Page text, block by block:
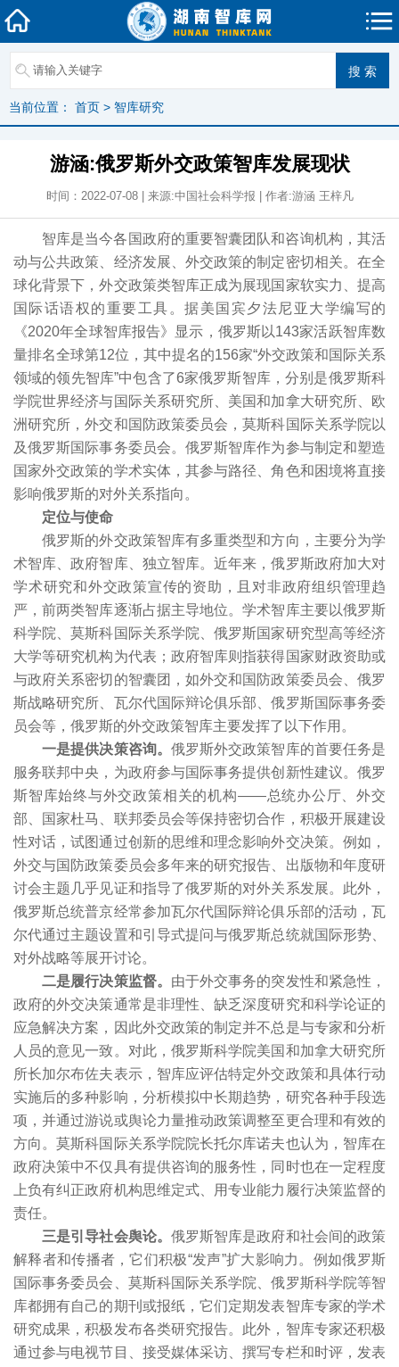
当前位置： 首页 > 智库研究
游涵:俄罗斯外交政策智库发展现状
时间：2022-07-08 | 来源:中国社会科学报 | 作者:游涵 王梓凡
智库是当今各国政府的重要智囊团队和咨询机构，其活
动与公共政策、经济发展、外交政策的制定密切相关。在全
球化背景下，外交政策类智库正成为展现国家软实力、提高
国际话语权的重要工具。据美国宾夕法尼亚大学编写的
《2020年全球智库报告》显示，俄罗斯以143家活跃智库数
量排名全球第12位，其中提名的156家“外交政策和国际关系
领域的领先智库”中包含了6家俄罗斯智库，分别是俄罗斯科
学院世界经济与国际关系研究所、美国和加拿大研究所、欧
洲研究所，外交和国防政策委员会，莫斯科国际关系学院以
及俄罗斯国际事务委员会。俄罗斯智库作为参与制定和塑造
国家外交政策的学术实体，其参与路径、角色和困境将直接
影响俄罗斯的对外关系指向。
定位与使命
俄罗斯的外交政策智库有多重类型和方向，主要分为学
术智库、政府智库、独立智库。近年来，俄罗斯政府加大对
学术研究和外交政策宣传的资助，且对非政府组织管理趋
严，前两类智库逐渐占据主导地位。学术智库主要以俄罗斯
科学院、莫斯科国际关系学院、俄罗斯国家研究型高等经济
大学等研究机构为代表；政府智库则指获得国家财政资助或
与政府关系密切的智囊团，如外交和国防政策委员会、俄罗
斯战略研究所、瓦尔代国际辩论俱乐部、俄罗斯国际事务委
员会等，俄罗斯的外交政策智库主要发挥了以下作用。
一是提供决策咨询。 俄罗斯外交政策智库的首要任务是
服务联邦中央，为政府参与国际事务提供创新性建议。俄罗
斯智库始终与外交政策相关的机构——总统办公厅、外交
部、国家杜马、联邦委员会等保持密切合作，积极开展建设
性对话，试图通过创新的思维和理念影响外交决策。例如，
外交与国防政策委员会多年来的研究报告、出版物和年度研
讨会主题几乎见证和指导了俄罗斯的对外关系发展。此外，
俄罗斯总统普京经常参加瓦尔代国际辩论俱乐部的活动，瓦
尔代通过主题设置和引导式提问与俄罗斯总统就国际形势、
对外战略等展开讨论。
二是履行决策监督。 由于外交事务的突发性和紧急性，
政府的外交决策通常是非理性、缺乏深度研究和科学论证的
应急解决方案，因此外交政策的制定并不总是与专家和分析
人员的意见一致。对此，俄罗斯科学院美国和加拿大研究所
所长加尔布佐夫表示，智库应评估特定外交政策和具体行动
实施后的多种影响，分析模拟中长期趋势，研究各种手段选
项，并通过游说或舆论力量推动政策调整至更合理和有效的
方向。莫斯科国际关系学院院长托尔库诺夫也认为，智库在
政府决策中不仅具有提供咨询的服务性，同时也在一定程度
上负有纠正政府机构思维定式、用专业能力履行决策监督的
责任。
三是引导社会舆论。 俄罗斯智库是政府和社会间的政策
解释者和传播者，它们积极“发声”扩大影响力。例如俄罗斯
国际事务委员会、莫斯科国际关系学院、俄罗斯科学院等智
库都拥有自己的期刊或报纸，它们定期发表智库专家的学术
研究成果，积极发布各类研究报告。此外，智库专家还积极
通过参与电视节目、接受媒体采访、撰写专栏和时评，发表